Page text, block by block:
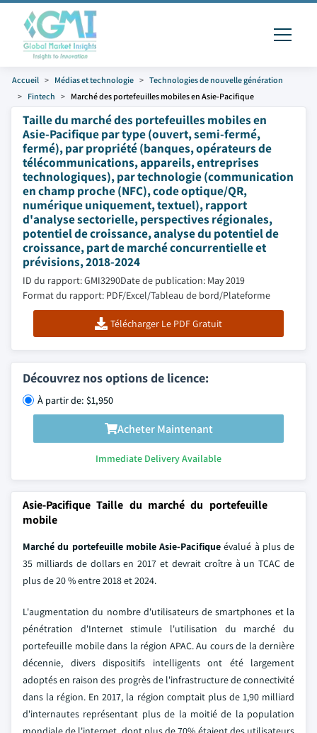
Accueil Médias et technologie
Technologies de nouvelle génération
Fintech
Marché des portefeuilles mobiles en Asie-Pacifique
Taille du marché des portefeuilles mobiles en
Asie-Pacifique par type (ouvert, semi-fermé,
fermé), par propriété (banques, opérateurs de
télécommunications, appareils, entreprises
technologiques), par technologie (communication
en champ proche (NFC), code optique/QR,
numérique uniquement, textuel), rapport
d'analyse sectorielle, perspectives régionales,
potentiel de croissance, analyse du potentiel de
croissance, part de marché concurrentielle et
prévisions, 2018-2024
ID du rapport: GMI3290Date de publication: May 2019
Format du rapport: PDF/Excel/Tableau de bord/Plateforme
Télécharger Le PDF Gratuit
Découvrez nos options de licence:
À partir de: $1,950
Acheter Maintenant
Immediate Delivery Available
Asie-Pacifique Taille du marché du portefeuille
mobile
Marché du portefeuille mobile Asie-Pacifique évalué à plus de
35 milliards de dollars en 2017 et devrait croître à un TCAC de
plus de 20 % entre 2018 et 2024.
L'augmentation du nombre d'utilisateurs de smartphones et la
pénétration d'Internet stimule l'utilisation du marché du
portefeuille mobile dans la région APAC. Au cours de la dernière
décennie, divers dispositifs intelligents ont été largement
adoptés en raison des progrès de l'infrastructure de connectivité
dans la région. En 2017, la région comptait plus de 1,90 milliard
d'internautes représentant plus de la moitié de la population